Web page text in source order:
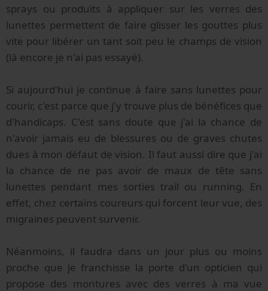
sprays ou produits à appliquer sur les verres des
lunettes permettent de faire glisser les gouttes plus
vite pour libérer un tant soit peu le champs de vision
(là encore je n'ai pas essayé).
Si aujourd'hui je continue à faire sans lunettes pour
courir, c'est parce que j'y trouve plus de bénéfices que
d'handicaps. C'est sans doute que j'ai la chance de
n'avoir jamais eu de blessures ou de graves chutes
dues à mon défaut de vision. Il faut aussi dire que j'ai
la chance de ne pas avoir de maux de tête sans
lunettes pendant mes sorties trail ou running. En
effet, chez certains coureurs qui forcent leur vue, des
migraines peuvent survenir.
Néanmoins, il faudra dans un jour plus ou moins
proche que je franchisse la porte d'un opticien qui
propose des montures avec des verres à ma vue